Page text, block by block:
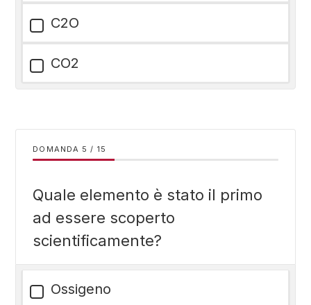
C2O
CO2
DOMANDA / 15
Quale elemento è stato il primo
ad essere scoperto
scientificamente?
Ossigeno